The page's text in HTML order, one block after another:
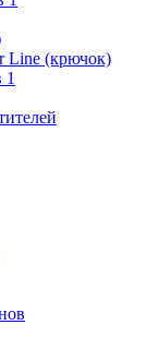
Line (крючок)
1